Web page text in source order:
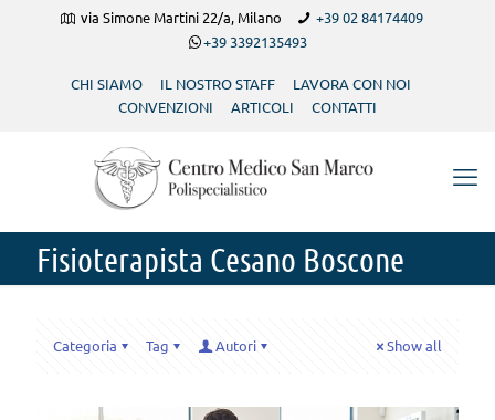
via Simone Martini 22/a, Milano
+39 02 84174409
+39 3392135493
CHI SIAMO IL NOSTRO STAFF
LAVORA CON NOI
CONVENZIONI
ARTICOLI CONTATTI
Fisioterapista Cesano Boscone
Categoria Tag Autori Show all